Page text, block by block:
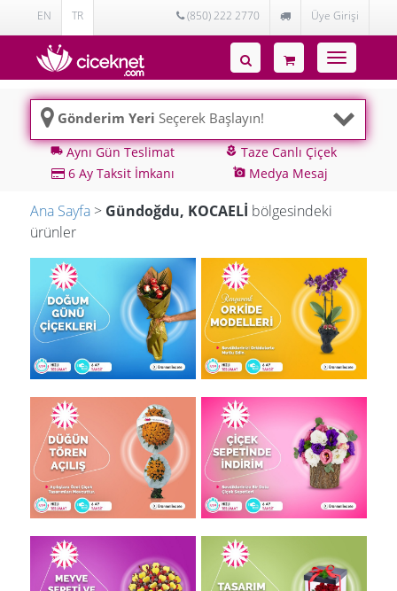
EN TR (850) 222 2770 Üye Girişi
Toggle
navigation
Gönderim Yeri Seçerek Başlayın!
local_shippingAynı Gün Teslimat local_floristTaze Canlı Çiçek
6 Ay Taksit İmkanı
add_a_photo Medya Mesaj
Ana Sayfa > Gündoğdu, KOCAELİ bölgesindeki
ürünler